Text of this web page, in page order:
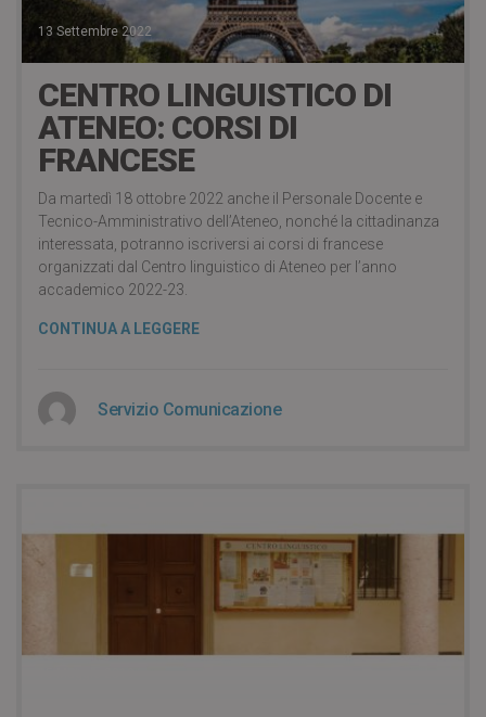
13 Settembre 2022
CENTRO LINGUISTICO DI
ATENEO: CORSI DI
FRANCESE
Da martedì 18 ottobre 2022 anche il Personale Docente e
Tecnico-Amministrativo dell’Ateneo, nonché la cittadinanza
interessata, potranno iscriversi ai corsi di francese
organizzati dal Centro linguistico di Ateneo per l’anno
accademico 2022-23.
CONTINUA A LEGGERE
Servizio Comunicazione